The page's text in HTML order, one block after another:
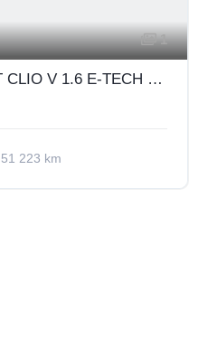
1
RENAULT CLIO V 1.6 E-TECH HYBRIDE 140CH BUSINESS -21N
51 223 km